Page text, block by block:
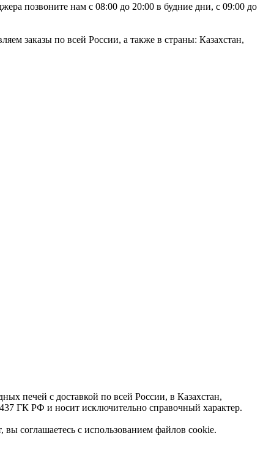
позвоните нам с 08:00 до 20:00 в будние дни, с 09:00 до
заказы по всей России, а также в страны: Казахстан,
печей с доставкой по всей России, в Казахстан,
ГК РФ и носит исключительно справочный характер.
вы соглашаетесь с использованием файлов cookie.